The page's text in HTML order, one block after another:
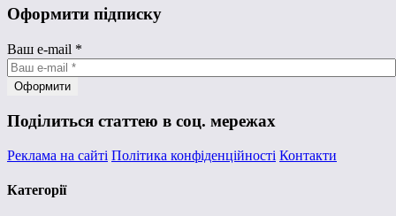
Оформити підписку
Ваш e-mail *
Поділиться статтею в соц. мережах
Реклама на сайті Політика конфіденційності Контакти
Категорії